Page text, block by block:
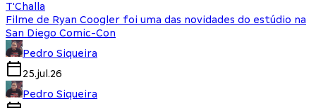
T'Challa
Filme de Ryan Coogler foi uma das novidades do estúdio na
San Diego Comic-Con
Pedro Siqueira
25.jul.26
Pedro Siqueira